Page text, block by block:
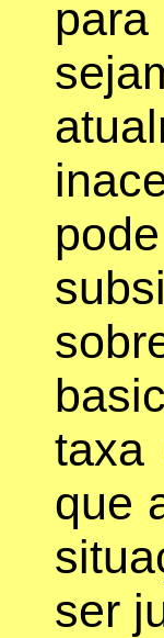
taxa
que
ser